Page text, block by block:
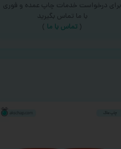
برای درخواست خدمات چاپ عمده و فوری
با ما تماس بگیرید
( تماس با ما )